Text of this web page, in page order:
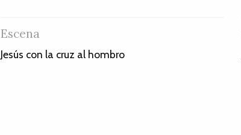
Escena
Jesús con la cruz al hombro